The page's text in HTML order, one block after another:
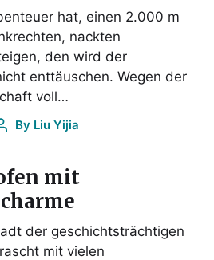
hat, einen 2.000 m
nackten
den wird der
enttäuschen. Wegen der
voll…
By Liu Yijia
mit
der geschichtsträchtigen
mit vielen